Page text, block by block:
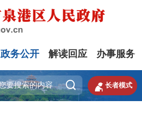
政务公开 解读回应 办事服务
  长者模式